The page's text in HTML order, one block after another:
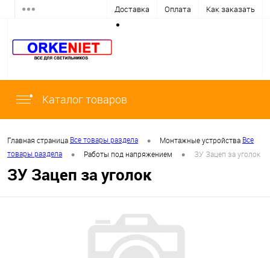
Доставка Оплата Как заказать
Каталог товаров
Главная страница Все товары раздела • Монтажные устройства Все
товары раздела
• Работы под напряжением • ЗУ Зацеп за уголок
ЗУ Зацеп за уголок